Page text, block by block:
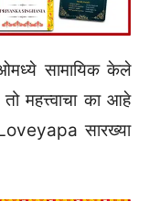
सामायिक केले
महत्त्वाचा का आहे
सारख्या